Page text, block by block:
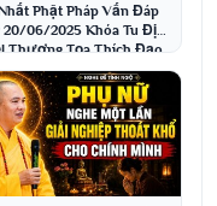
Phật Pháp Vấn Đáp
20/06/2025 Khóa Tu Địa
Thượng Tọa Thích Đạo